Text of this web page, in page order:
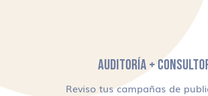
AUDITORÍA +
Reviso tus campañas de